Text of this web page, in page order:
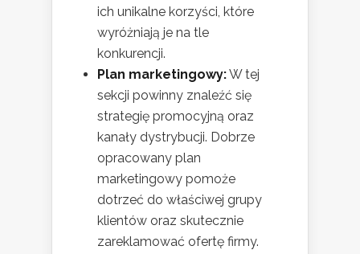
ich unikalne korzyści, które
wyróżniają je na tle
konkurencji.
Plan marketingowy:W tej
sekcji powinny znaleźć się
strategię promocyjną oraz
kanały dystrybucji. Dobrze
opracowany plan
marketingowy pomoże
dotrzeć do właściwej grupy
klientów oraz skutecznie
zareklamować ofertę firmy.